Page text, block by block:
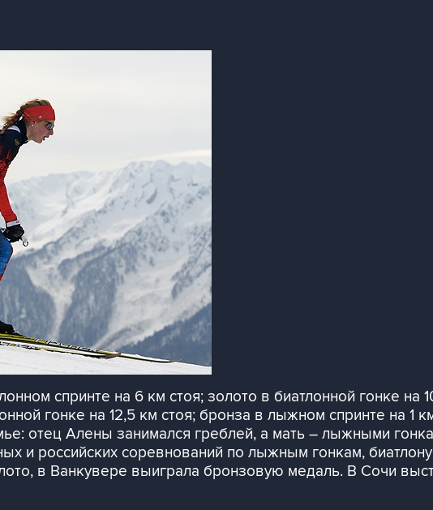
спринте на 6 км стоя; золото в биатлонной гонке на
гонке на 12,5 км стоя; бронза в лыжном спринте на 1
отец Алены занимался греблей, а мать – лыжными
и российских соревнований по лыжным гонкам, биатлону
в Ванкувере выиграла бронзовую медаль. В Сочи